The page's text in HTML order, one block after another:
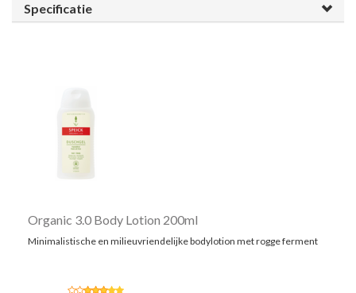
Specificatie
Organic 3.0 Body Lotion 200ml
Minimalistische en milieuvriendelijke bodylotion met rogge ferment